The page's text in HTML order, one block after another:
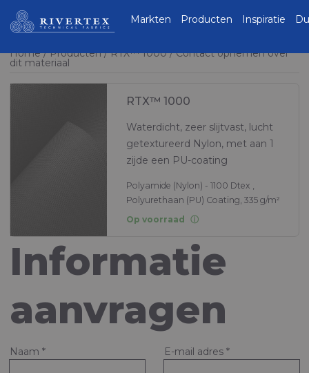
Home Producten RTX™ 1000 Contact opnemen over
dit materiaal
RTX™ 1000
Waterdicht, zeer slijtvast, lucht
getextureerd Nylon, met aan 1
zijde een PU-coating
Polyamide (Nylon) - 1100 Dtex ,
Polyurethaan (PU) Coating, 335 g/m²
Op voorraad
Informatie
aanvragen
Naam * E-mail adres *
Rivertex Technical
Fabrics Group
Markten Producten Inspiratie